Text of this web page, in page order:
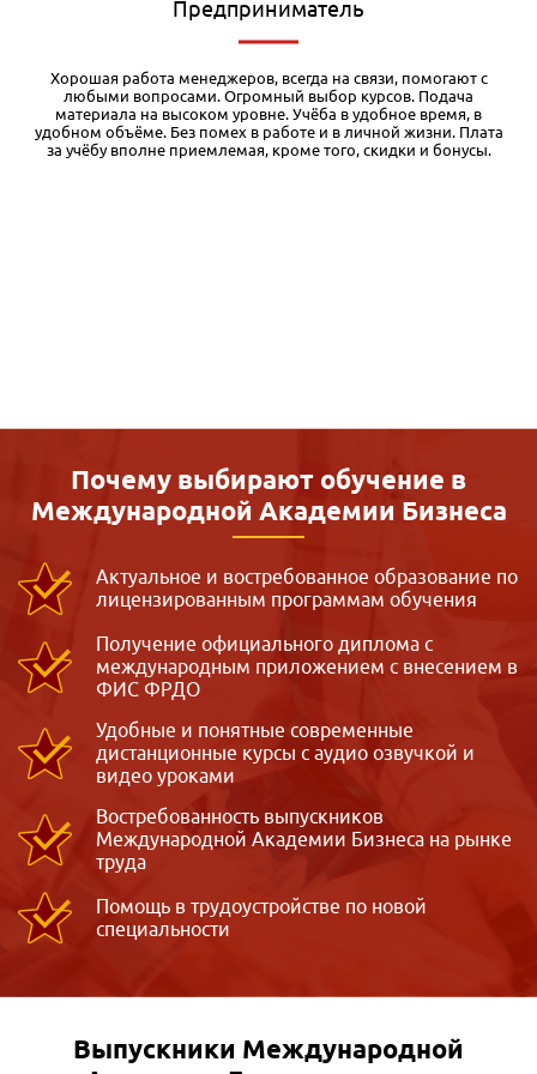
Редактор
Я обучался в различных дистанционных учебных заведениях, и
есть с чем сравнивать. Во-первых, у Международной академии
бизнеса очень качественные и основательные учебные
материалы. Кроме того, при регистрации на курс дается
бесплатный доступ к первому модулю, чего я вообще нигде не
Почему выбирают обучение в
Международной Академии Бизнеса
Актуальное и востребованное образование по
лицензированным программам обучения
Получение официального диплома с
международным приложением с внесением в
ФИС ФРДО
Удобные и понятные современные
дистанционные курсы с аудио озвучкой и
видео уроками
Востребованность выпускников
Международной Академии Бизнеса на рынке
труда
Помощь в трудоустройстве по новой
специальности
Выпускники Международной